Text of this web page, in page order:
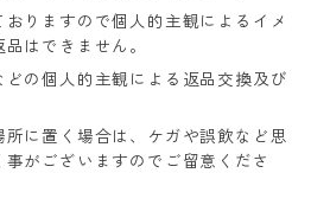
りますので個人的主観によるイメ
はできません。
の個人的主観による返品交換及び
に置く場合は、ケガや誤飲など思
がございますのでご留意くださ